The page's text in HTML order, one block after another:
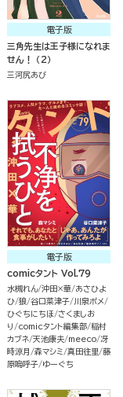
電子版
三角先生は王子様になれま
せん！ （2）
三河尻あび
電子版
comicタント Vol.79
水槻れん 沖田×華 あさひよ
ひ 狼 谷口菜津子
川泉ポメ
ひぐちにちほ さくましお
り
comicタント編集部 稲村
カブネ 天池康夫 meeco 冴
時涼月
森マシミ 真田往里 藤
原嗚呼子 ゆーぐち